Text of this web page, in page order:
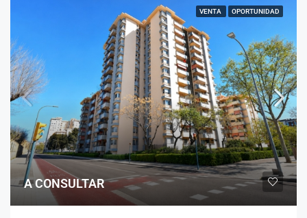
VENTA OPORTUNIDAD
A CONSULTAR